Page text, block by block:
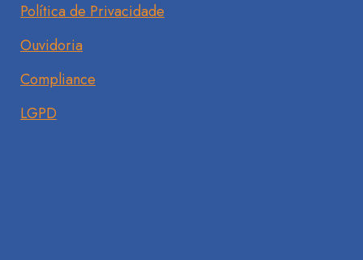
Política de Privacidade
Ouvidoria
Compliance
LGPD